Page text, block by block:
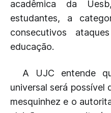
acadêmica da
estudantes, a
consecutivos
educação.
A UJC entende
universal será possível
mesquinhez e o